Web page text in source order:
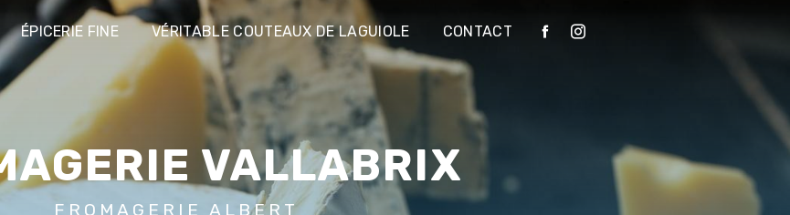
ÉPICERIE FINE VÉRITABLE COUTEAUX DE LAGUIOLE CONTACT
VALLABRIX
FROMAGERIE ALBERT